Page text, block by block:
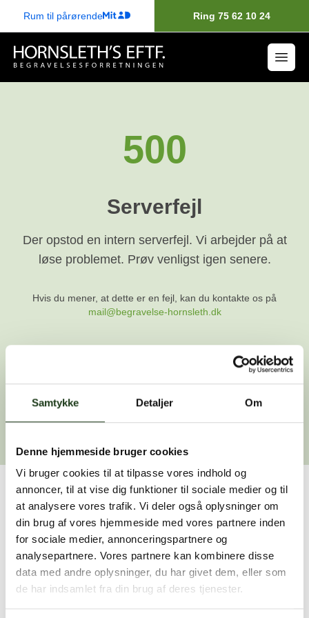
Samtykke Detaljer Om
Denne hjemmeside bruger cookies
Vi bruger cookies til at tilpasse vores indhold og
annoncer, til at vise dig funktioner til sociale medier og til
at analysere vores trafik. Vi deler også oplysninger om
din brug af vores hjemmeside med vores partnere inden
for sociale medier, annonceringspartnere og
analysepartnere. Vores partnere kan kombinere disse
data med andre oplysninger, du har givet dem, eller som
de har indsamlet fra din brug af deres tjenester.
Rum til pårørende Ring 75 62 10 24
500
Serverfejl
Der opstod en intern serverfejl. Vi arbejder på at
løse problemet. Prøv venligst igen senere.
Hvis du mener, at dette er en fejl, kan du kontakte os på
mail@begravelse-hornsleth.dk
Gå tilbage
Har du brug for hjælp?
Vi er her for at hjælpe dig. Du er velkommen til at kontakte
os, hvis du har spørgsmål eller brug for assistance.
59 45 10 14
Find nærmeste afdeling